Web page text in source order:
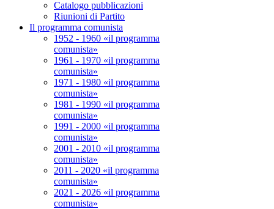
Catalogo pubblicazioni
Riunioni di Partito
Il programma comunista
1952 - 1960 «il programma
comunista»
1961 - 1970 «il programma
comunista»
1971 - 1980 «il programma
comunista»
1981 - 1990 «il programma
comunista»
1991 - 2000 «il programma
comunista»
2001 - 2010 «il programma
comunista»
2011 - 2020 «il programma
comunista»
2021 - 2026 «il programma
comunista»